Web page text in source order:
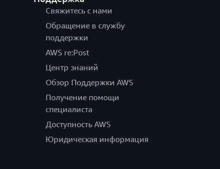
Свяжитесь с нами
Обращение в службу
поддержки
AWS re:Post
Центр знаний
Обзор Поддержки AWS
Получение помощи
специалиста
Доступность AWS
Юридическая информация